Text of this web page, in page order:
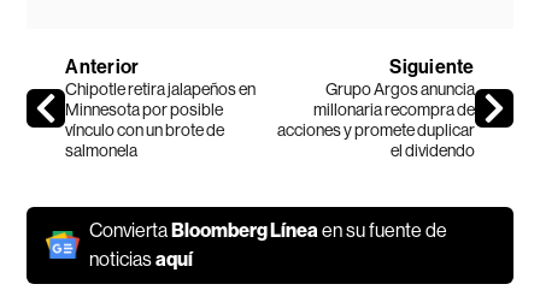
Anterior
Chipotle retira jalapeños en
Minnesota por posible
vínculo con un brote de
salmonela
Siguiente
Grupo Argos anuncia
millonaria recompra de
acciones y promete duplicar
el dividendo
ConviertaBloomberg Línea en su fuente de
noticiasaquí